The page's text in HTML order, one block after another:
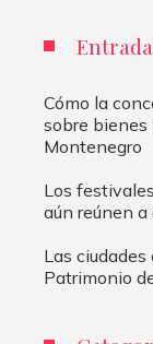
Cómo la
sobre
Montenegro
Los
aún reúnen
Las
Patrimonio